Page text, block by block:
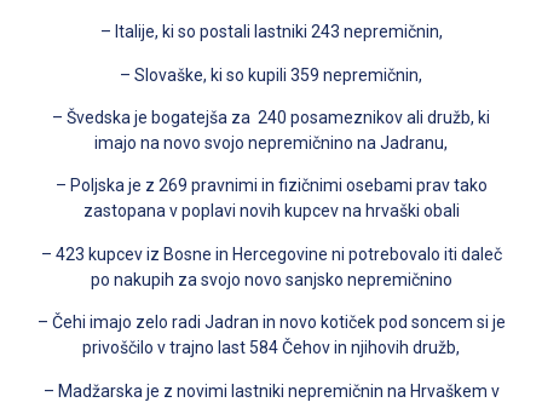
– Italije, ki so postali lastniki 243 nepremičnin,
– Slovaške, ki so kupili 359 nepremičnin,
– Švedska je bogatejša za 240 posameznikov ali družb, ki
imajo na novo svojo nepremičnino na Jadranu,
– Poljska je z 269 pravnimi in fizičnimi osebami prav tako
zastopana v poplavi novih kupcev na hrvaški obali
– 423 kupcev iz Bosne in Hercegovine ni potrebovalo iti daleč
po nakupih za svojo novo sanjsko nepremičnino
– Čehi imajo zelo radi Jadran in novo kotiček pod soncem si je
privoščilo v trajno last 584 Čehov in njihovih družb,
– Madžarska je z novimi lastniki nepremičnin na Hrvaškem v